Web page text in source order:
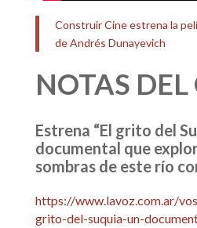
Construir Cine estrena la
de Andrés Dunayevich
NOTAS DEL
Estrena “El grito del
documental que
sombras de este río
https://www.lavoz.com.ar/
grito-del-suquia-un-